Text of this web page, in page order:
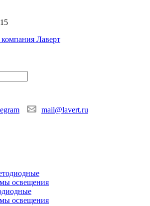
mail@lavert.ru
освещения